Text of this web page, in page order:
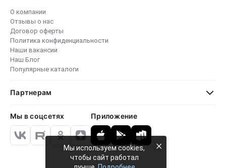
О компании
Отзывы о нас
Договор оферты
Политика конфиденциальности
Наши вакансии
Наш Блог
Популярные каталоги
Партнерам
Мы в соцсетях Приложение
Мы используем cookies,
чтобы сайт работал
×